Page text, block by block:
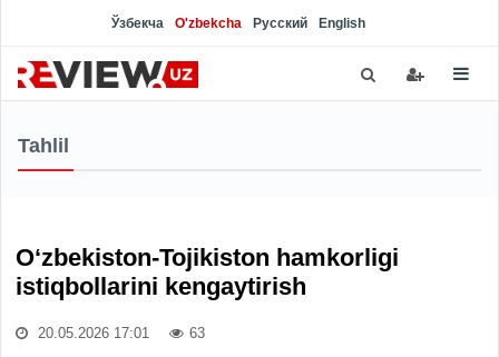
Ўзбекча O'zbekcha Русский English
Tahlil
O‘zbekiston-Tojikiston hamkorligi
istiqbollarini kengaytirish
20.05.2026 17:01 63